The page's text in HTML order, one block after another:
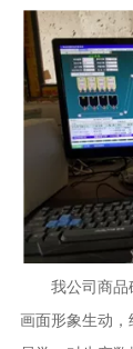
我公司商品砼
画面形象生动